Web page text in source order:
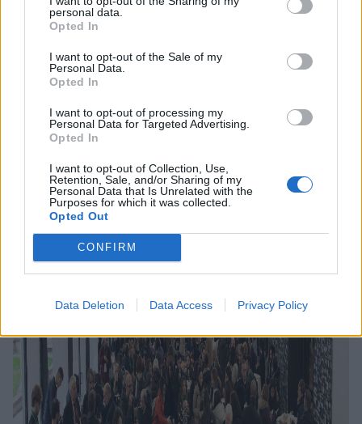
personal data.
Opted In
I want to opt-out of the Sale of my
Personal Data.
Opted In
I want to opt-out of processing my
Personal Data for Targeted Advertising.
Opted In
I want to opt-out of Collection, Use,
Retention, Sale, and/or Sharing of my
Personal Data that Is Unrelated with the
Purposes for which it was collected.
Opted Out
CONFIRM
Data Deletion Data Access Privacy Policy